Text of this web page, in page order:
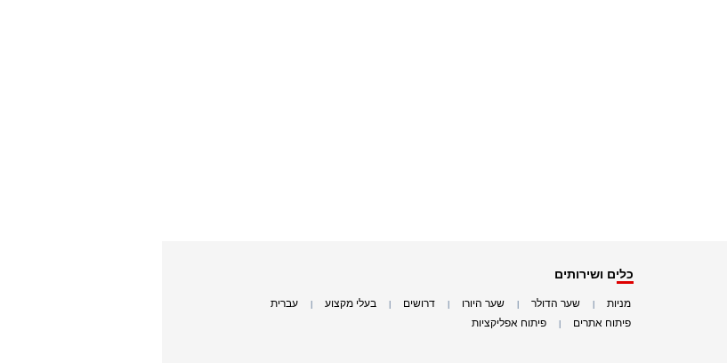
כלים ושירותים
מניות שער הדולר שער היורו דרושים בעלי מקצוע עברית
פיתוח אתרים פיתוח אפליקציות